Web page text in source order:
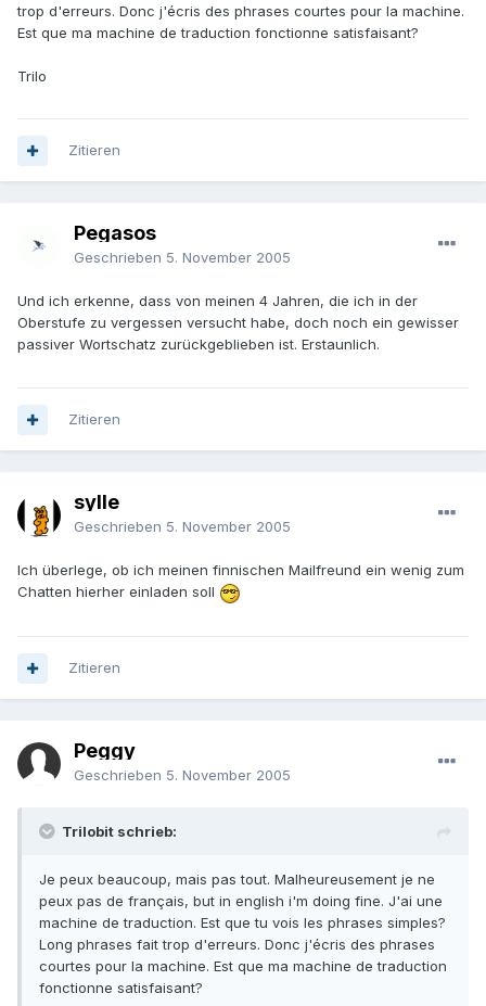
trop d'erreurs. Donc j'écris des phrases courtes pour la machine.
Est que ma machine de traduction fonctionne satisfaisant?
Trilo
Zitieren
Pegasos
Geschrieben 5. November 2005
Und ich erkenne, dass von meinen 4 Jahren, die ich in der
Oberstufe zu vergessen versucht habe, doch noch ein gewisser
passiver Wortschatz zurückgeblieben ist. Erstaunlich.
Zitieren
sylle
Geschrieben 5. November 2005
Ich überlege, ob ich meinen finnischen Mailfreund ein wenig zum
Chatten hierher einladen soll
Zitieren
Peggy
Geschrieben 5. November 2005
Trilobit schrieb:
Je peux beaucoup, mais pas tout. Malheureusement je ne
peux pas de français, but in english i'm doing fine. J'ai une
machine de traduction. Est que tu vois les phrases simples?
Long phrases fait trop d'erreurs. Donc j'écris des phrases
courtes pour la machine. Est que ma machine de traduction
fonctionne satisfaisant?